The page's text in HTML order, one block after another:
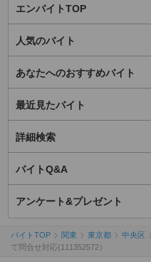
エンバイトTOP
人気のバイト
あなたへのおすすめバイト
最近見たバイト
詳細検索
バイトQ&A
アンケート&プレゼント
バイトTOP 関東 東京都 中央区
て問合せ対応(111352572）